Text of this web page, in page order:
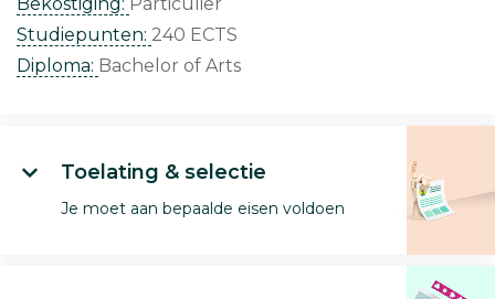
Studiepunten: 240 ECTS
Diploma: Bachelor of Arts
Toelating & selectie
Je moet aan bepaalde eisen voldoen